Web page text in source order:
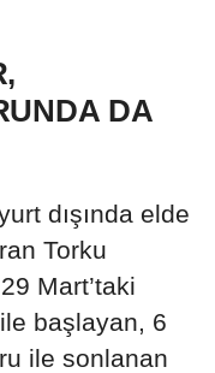
DA
dışında elde
Torku
Mart’taki
başlayan, 6
ile sonlanan